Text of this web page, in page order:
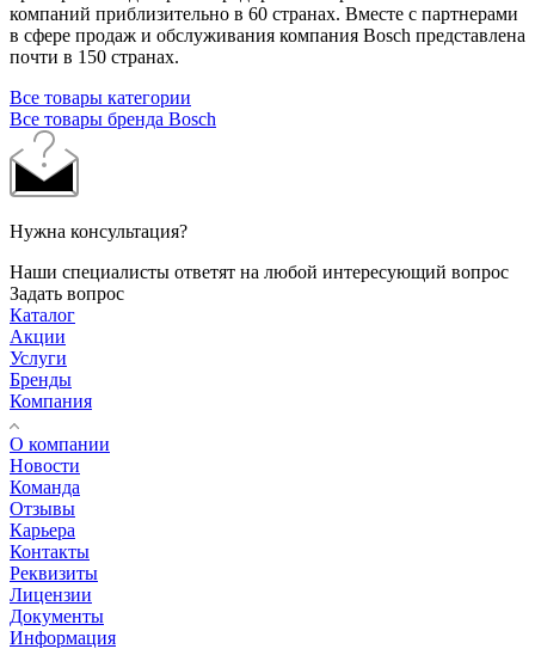
компаний приблизительно в 60 странах. Вместе с партнерами
в сфере продаж и обслуживания компания Bosch представлена
почти в 150 странах.
Все товары категории
Все товары бренда Bosch
Нужна консультация?
Наши специалисты ответят на любой интересующий вопрос
Задать вопрос
Каталог
Акции
Услуги
Бренды
Компания
О компании
Новости
Команда
Отзывы
Карьера
Контакты
Реквизиты
Лицензии
Документы
Информация